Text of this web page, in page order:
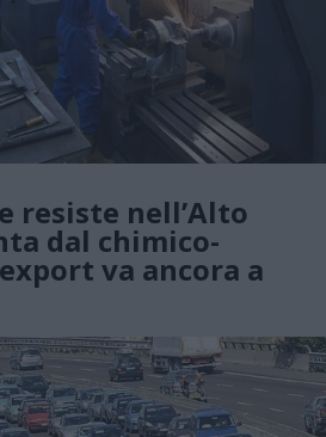
resiste nell’Alto
dal chimico-
va ancora a